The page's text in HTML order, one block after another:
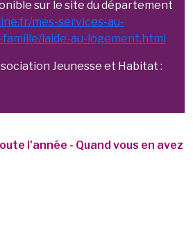
sur le site du département
mes-services-au-
laide-au-logement.html
Jeunesse et Habitat :
l'année - Quand vous en avez